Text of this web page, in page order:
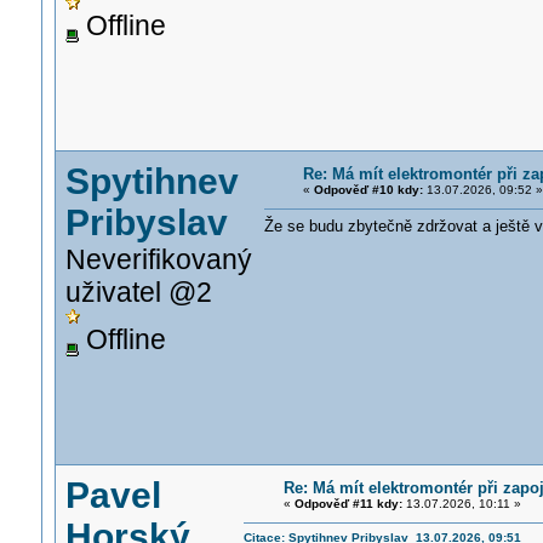
Offline
Spytihnev
Pribyslav
Neverifikovaný
uživatel @2
Offline
Re: Má mít elektromontér při
« Odpověď #10 kdy:13.07.2026, 09:52 »
Že se budu zbytečně zdržovat a ještě
Pavel
Re: Má mít elektromontér při
« Odpověď #11 kdy:13.07.2026, 10:11 »
Citace: Spytihnev Pribyslav 13.07.2026, 09:51